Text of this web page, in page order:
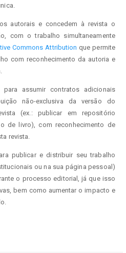
autorais e concedem à revista o
com o trabalho simultaneamente
Commons Attribution que permite
com reconhecimento da autoria e
assumir contratos adicionais
não-exclusiva da versão do
(ex.: publicar em repositório
de livro), com reconhecimento de
revista.
publicar e distribuir seu trabalho
ou na sua página pessoal)
o processo editorial, já que isso
bem como aumentar o impacto e